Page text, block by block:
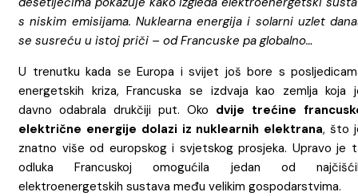
s niskim emisijama. Nuklearna energija i solarni uzlet
se susreću u istoj priči – od Francuske pa globalno…
U trenutku kada se Europa i svijet još bore s
energetskih kriza, Francuska se izdvaja kao zemlja koja
davno odabrala drukčiji put. Oko dvije trećine
električne energije dolazi iz nuklearnih elektrana, što
znatno više od europskog i svjetskog prosjeka. Upravo je
odluka Francuskoj omogućila jedan od
elektroenergetskih sustava među velikim gospodarstvima.